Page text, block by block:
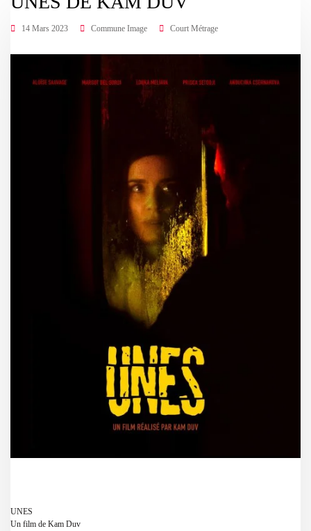
14 Mars 2023 Commune Image Court Métrage
UNES
Un film de Kam Duv